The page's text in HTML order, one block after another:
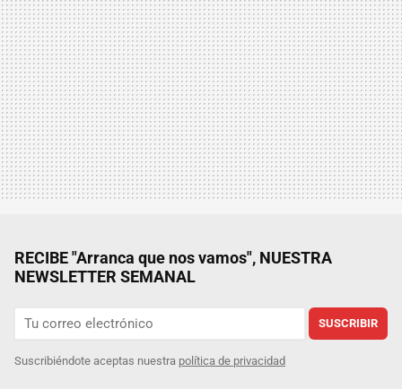
RECIBE "Arranca que nos vamos", NUESTRA
NEWSLETTER SEMANAL
SUSCRIBIR
Suscribiéndote aceptas nuestra política de privacidad